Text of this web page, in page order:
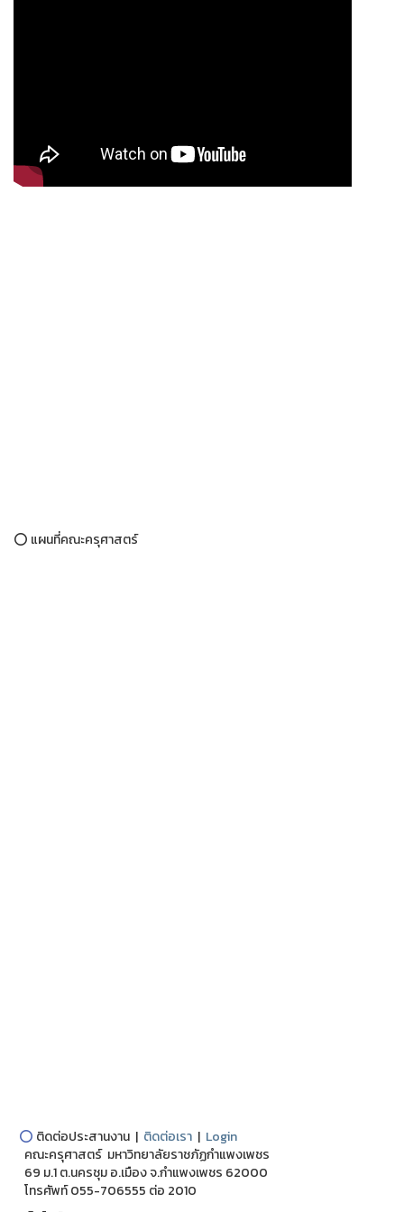
⭕ แผนที่คณะครุศาสตร์
⭕ ติดต่อประสานงาน | ติดต่อเรา | Login
คณะครุศาสตร์ มหาวิทยาลัยราชภัฏกำแพงเพชร
69 ม.1 ต.นครชุม อ.เมือง จ.กำแพงเพชร 62000
โทรศัพท์ 055-706555 ต่อ 2010